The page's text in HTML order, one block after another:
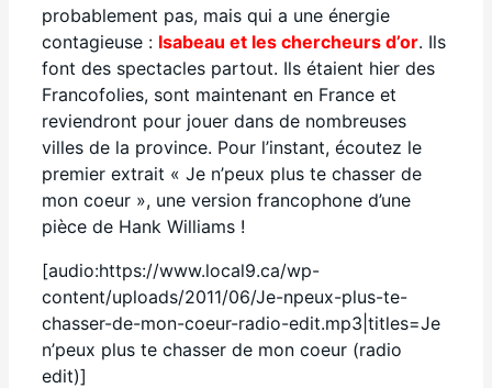
probablement pas, mais qui a une énergie
contagieuse : Isabeau et les chercheurs d’or. Ils
font des spectacles partout. Ils étaient hier des
Francofolies, sont maintenant en France et
reviendront pour jouer dans de nombreuses
villes de la province. Pour l’instant, écoutez le
premier extrait « Je n’peux plus te chasser de
mon coeur », une version francophone d’une
pièce de Hank Williams !
[audio:https://www.local9.ca/wp-
content/uploads/2011/06/Je-npeux-plus-te-
chasser-de-mon-coeur-radio-edit.mp3|titles=Je
n’peux plus te chasser de mon coeur (radio
edit)]